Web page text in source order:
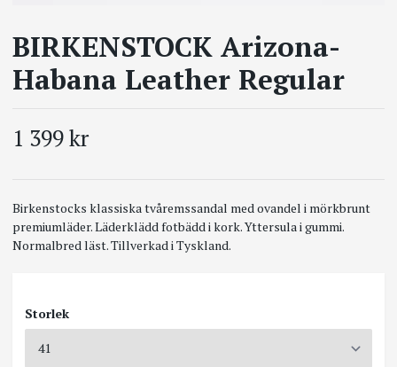
BIRKENSTOCK Arizona-
Habana Leather Regular
1 399 kr
Birkenstocks klassiska tvåremssandal med ovandel i mörkbrunt
premiumläder. Läderklädd fotbädd i kork. Yttersula i gummi.
Normalbred läst. Tillverkad i Tyskland.
Storlek